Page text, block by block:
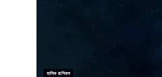
মাসিক রাশিফল